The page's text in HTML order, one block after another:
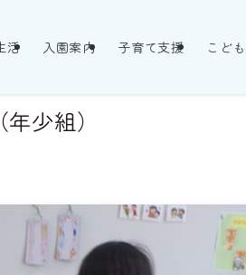
活 入園案内 子育て支援 こど
少組）